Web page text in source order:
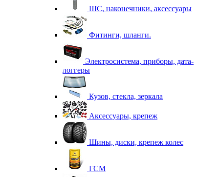
ШС, наконечники, аксессуары
Фитинги, шланги.
Электросистема, приборы, дата-
логгеры
Кузов, стекла, зеркала
Аксессуары, крепеж
Шины, диски, крепеж колес
ГСМ